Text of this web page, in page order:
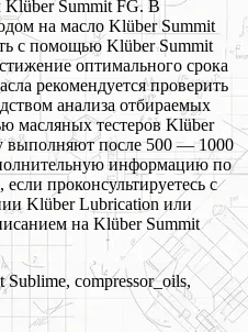
Summit FG. В
на масло Klüber Summit
с помощью Klüber Summit
оптимального срока
рекомендуется проверить
анализа отбираемых
масляных тестеров Klüber
выполняют после 500 — 1000
информацию по
проконсультируетесь с
Klüber Lubrication или
на Klüber Summit
Sublime, compressor_oils,